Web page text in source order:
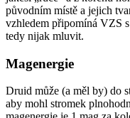
původním místě a jejich
vzhledem připomíná VZS
tedy nijak mluvit.
Magenergie
Druid může (a měl by) do
aby mohl stromek